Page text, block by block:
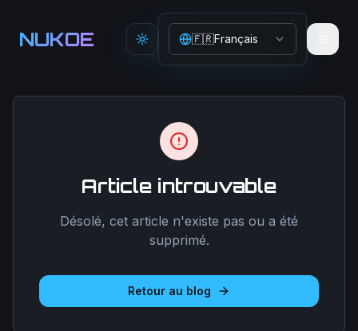
NUKOE Toggle theme
🇫🇷Français
Article introuvable
Désolé, cet article n'existe pas ou a été
supprimé.
Retour au blog